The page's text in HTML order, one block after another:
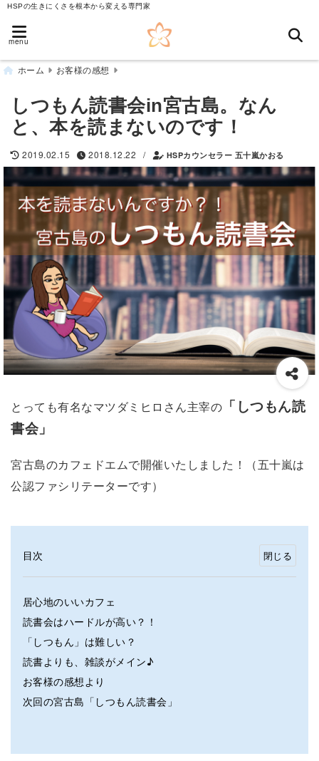
HSPの生きにくさを根本から変える専門家
menu
ホーム お客様の感想
しつもん読書会in宮古島。なん
と、本を読まないのです！
2019.02.15 2018.12.22 / HSPカウンセラー 五十嵐かおる
とっても有名なマツダミヒロさん主宰の
「しつもん読
書会」
宮古島のカフェドエムで開催いたしました！（五十嵐は
公認ファシリテーターです）
目次
居心地のいいカフェ
読書会はハードルが高い？！
「しつもん」は難しい？
読書よりも、雑談がメイン♪
お客様の感想より
次回の宮古島「しつもん読書会」